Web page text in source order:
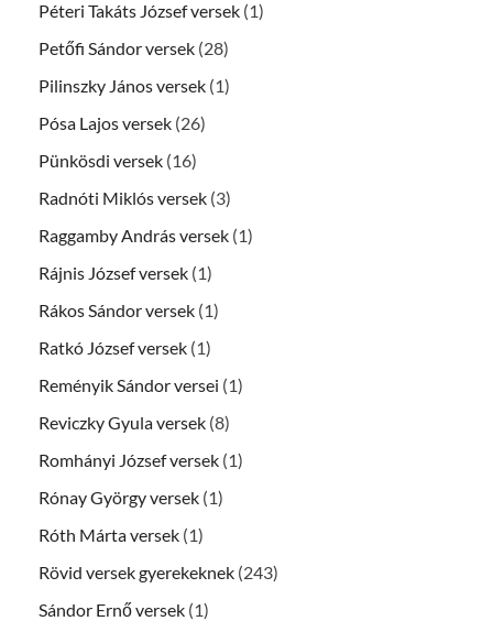
Péteri Takáts József versek (1)
Petőfi Sándor versek (28)
Pilinszky János versek (1)
Pósa Lajos versek (26)
Pünkösdi versek (16)
Radnóti Miklós versek (3)
Raggamby András versek (1)
Rájnis József versek (1)
Rákos Sándor versek (1)
Ratkó József versek (1)
Reményik Sándor versei (1)
Reviczky Gyula versek (8)
Romhányi József versek (1)
Rónay György versek (1)
Róth Márta versek (1)
Rövid versek gyerekeknek (243)
Sándor Ernő versek (1)